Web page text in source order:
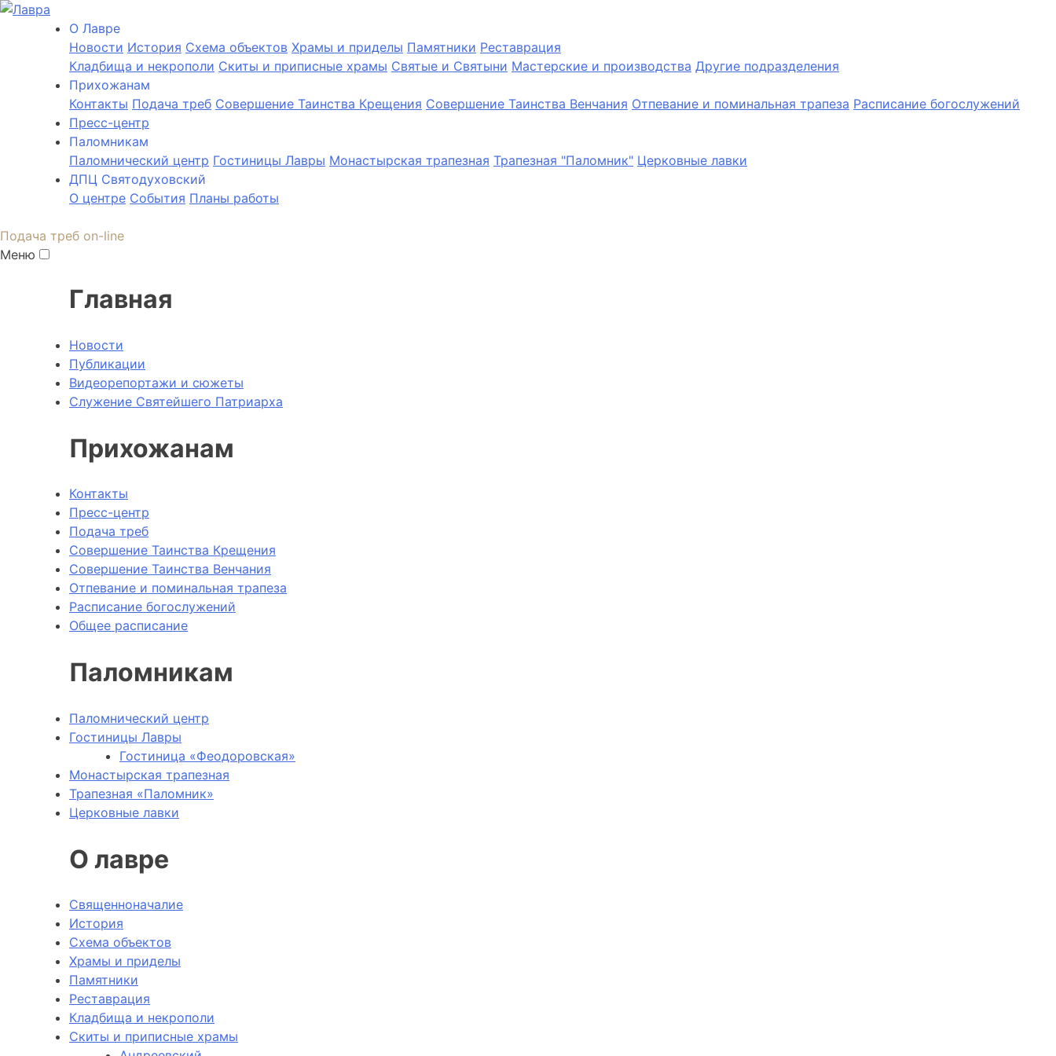
О Лаврe
Новости История Cхема объектов Храмы и приделы Памятники Реставрация
Кладбища и некрополи Скиты и приписные храмы Святые и Святыни Мастерские и производства Другие подразделения
Прихожанам
Контакты Подача треб Совершение Таинства Крещения Совершение Таинства Венчания Отпевание и поминальная трапеза Расписание богослужений
Пресс-центр
Паломникам
Паломнический центр Гостиницы Лавры Монастырская трапезная Трапезная "Паломник" Церковные лавки
ДПЦ Святодуховский
О центре События Планы работы
Подача треб on-line
Меню
Главная
Новости
Публикации
Видеорепортажи и сюжеты
Служение Святейшего Патриарха
Прихожанам
Контакты
Пресс-центр
Подача треб
Совершение Таинства Крещения
Совершение Таинства Венчания
Отпевание и поминальная трапеза
Расписание богослужений
Общее расписание
Паломникам
Паломнический центр
Гостиницы Лавры
Гостиница «Феодоровская»
Монастырская трапезная
Трапезная «Паломник»
Церковные лавки
О лавре
Священноначалие
История
Схема объектов
Храмы и приделы
Памятники
Реставрация
Кладбища и некрополи
Скиты и приписные храмы